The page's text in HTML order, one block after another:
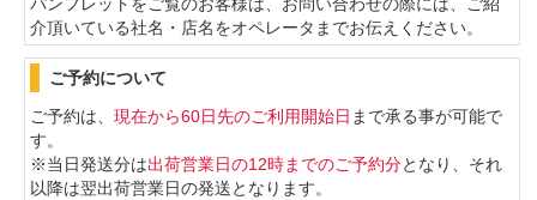
介頂いている社名・店名をオペレータまでお伝えください。
ご予約について
ご予約は、 現在から60日先のご利用開始日 まで承る事が可能で
す。
※当日発送分は出荷営業日の12時までのご予約分となり、それ
以降は翌出荷営業日の発送となります。